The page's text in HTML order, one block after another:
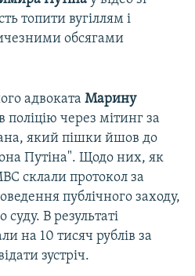
топити вугіллям і
обсягами
адвоката Марину
через мітинг за
який пішки йшов до
Путіна". Щодо них, як
склали протокол за
публічного заходу,
В результаті
на 10 тисяч рублів за
зустріч.